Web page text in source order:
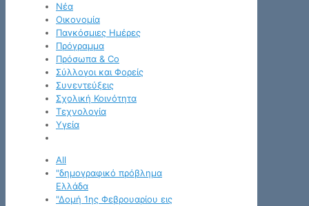
Νέα
Οικονομία
Παγκόσμιες Ημέρες
Πρόγραμμα
Πρόσωπα & Co
Σύλλογοι και Φορείς
Συνεντεύξεις
Σχολική Κοινότητα
Τεχνολογία
Υγεία
All
"δημογραφικό πρόβλημα
Ελλάδα
"Δομή 1ης Φεβρουαρίου εις